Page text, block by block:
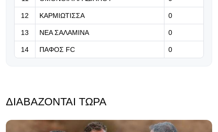
12 ΚΑΡΜΙΩΤΙΣΣΑ 0
13 ΝΕΑ ΣΑΛΑΜΙΝΑ 0
14 ΠΑΦΟΣ FC 0
ΔΙΑΒΆΖΟΝΤΑΙ ΤΏΡΑ